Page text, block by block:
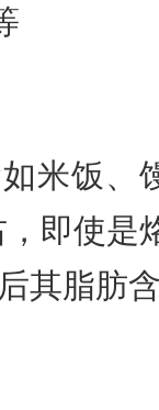
米饭、
即使是
其脂肪